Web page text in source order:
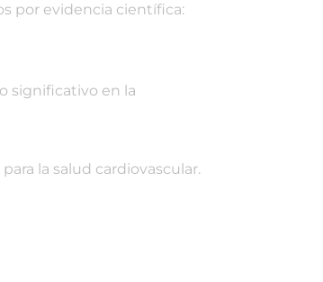
por evidencia científica:
significativo en la
la salud cardiovascular.